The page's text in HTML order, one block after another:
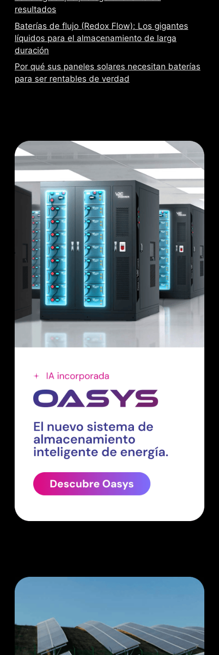
resultados
Baterías de flujo (Redox Flow): Los gigantes
líquidos para el almacenamiento de larga
duración
Por qué sus paneles solares necesitan baterías
para ser rentables de verdad